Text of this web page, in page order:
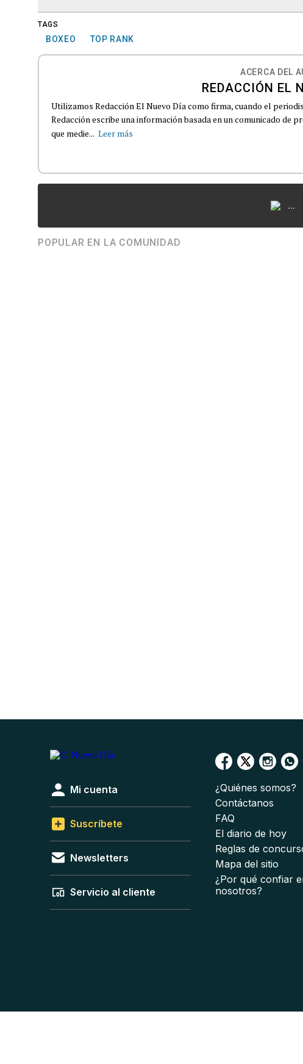
TAGS
BOXEO TOP RANK
ACERCA DEL
REDACCIÓN EL
Utilizamos Redacción El Nuevo Día como firma, cuando el
Redacción escribe una información basada en un comunicado de
que medie... Leer más
...
POPULAR EN LA COMUNIDAD
Mi cuenta
Suscríbete
Newsletters
Servicio al cliente
¿Quiénes somos?
Contáctanos
FAQ
El diario de hoy
Reglas de
Mapa del sitio
¿Por qué confiar
nosotros?